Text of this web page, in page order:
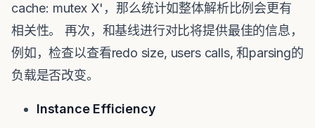
cache: mutex X'，那么统计如整体解析比例会更有
相关性。 再次，和基线进行对比将提供最佳的信息，
例如，检查以查看redo size, users calls, 和parsing的
负载是否改变。
Instance Efficiency